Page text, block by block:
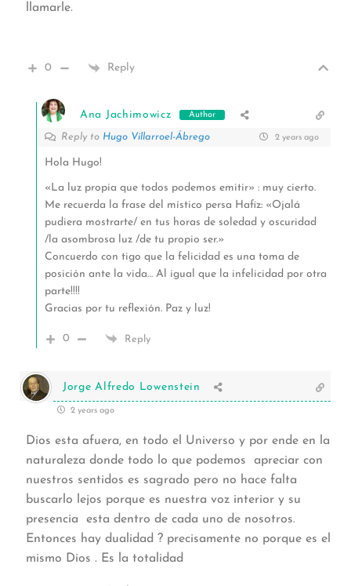
llamarle.
0 Reply
Ana Jachimowicz Author
Reply to Hugo Villarroel-Ábrego 2 years ago
Hola Hugo!
«La luz propia que todos podemos emitir» : muy cierto.
Me recuerda la frase del místico persa Hafiz: «Ojalá
pudiera mostrarte/ en tus horas de soledad y oscuridad
/la asombrosa luz /de tu propio ser.»
Concuerdo con tigo que la felicidad es una toma de
posición ante la vida… Al igual que la infelicidad por otra
parte!!!!
Gracias por tu reflexión. Paz y luz!
0 Reply
Jorge Alfredo Lowenstein
2 years ago
Dios esta afuera, en todo el Universo y por ende en la
naturaleza donde todo lo que podemos apreciar con
nuestros sentidos es sagrado pero no hace falta
buscarlo lejos porque es nuestra voz interior y su
presencia esta dentro de cada uno de nosotros.
Entonces hay dualidad ? precisamente no porque es el
mismo Dios . Es la totalidad